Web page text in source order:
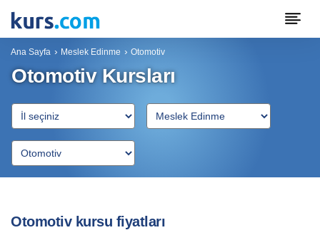
Ana Sayfa Meslek Edinme Otomotiv
Otomotiv Kursları
Otomotiv kursu fiyatları